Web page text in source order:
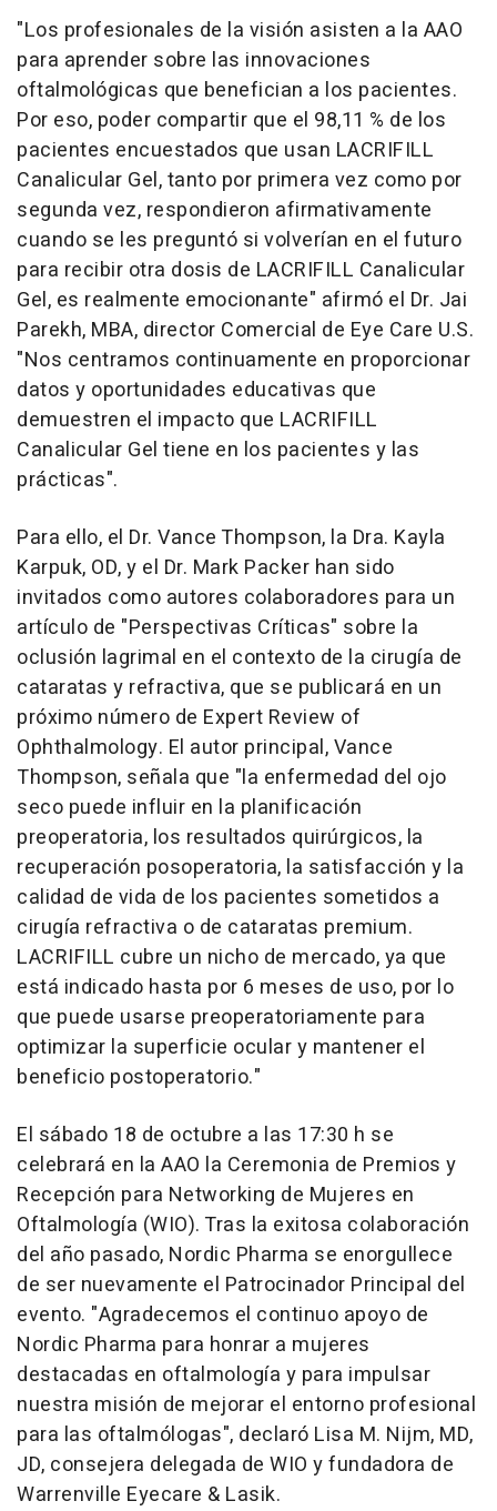
"Los profesionales de la visión asisten a la AAO
para aprender sobre las innovaciones
oftalmológicas que benefician a los pacientes.
Por eso, poder compartir que el 98,11 % de los
pacientes encuestados que usan LACRIFILL
Canalicular Gel, tanto por primera vez como por
segunda vez, respondieron afirmativamente
cuando se les preguntó si volverían en el futuro
para recibir otra dosis de LACRIFILL Canalicular
Gel, es realmente emocionante" afirmó el Dr. Jai
Parekh, MBA, director Comercial de Eye Care U.S.
"Nos centramos continuamente en proporcionar
datos y oportunidades educativas que
demuestren el impacto que LACRIFILL
Canalicular Gel tiene en los pacientes y las
prácticas".
Para ello, el Dr. Vance Thompson, la Dra. Kayla
Karpuk, OD, y el Dr. Mark Packer han sido
invitados como autores colaboradores para un
artículo de "Perspectivas Críticas" sobre la
oclusión lagrimal en el contexto de la cirugía de
cataratas y refractiva, que se publicará en un
próximo número de Expert Review of
Ophthalmology. El autor principal,Vance
Thompson, señala que "la enfermedad del ojo
seco puede influir en la planificación
preoperatoria, los resultados quirúrgicos, la
recuperación posoperatoria, la satisfacción y la
calidad de vida de los pacientes sometidos a
cirugía refractiva o de cataratas premium.
LACRIFILL cubre un nicho de mercado, ya que
está indicado hasta por 6 meses de uso, por lo
que puede usarse preoperatoriamente para
optimizar la superficie ocular y mantener el
beneficio postoperatorio."
El sábado 18 de octubre a las 17:30 h se
celebrará en la AAO la Ceremonia de Premios y
Recepción para Networking de Mujeres en
Oftalmología (WIO). Tras la exitosa colaboración
del año pasado, Nordic Pharma se enorgullece
de ser nuevamente el Patrocinador Principal del
evento. "Agradecemos el continuo apoyo de
Nordic Pharma para honrar a mujeres
destacadas en oftalmología y para impulsar
nuestra misión de mejorar el entorno profesional
para las oftalmólogas", declaró Lisa M. Nijm, MD,
JD, consejera delegada de WIO y fundadora de
Warrenville Eyecare & Lasik.